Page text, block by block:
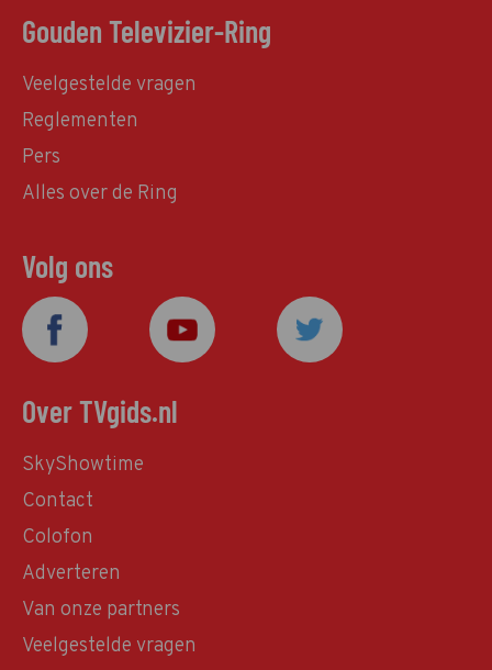
Gouden Televizier-Ring
Veelgestelde vragen
Reglementen
Pers
Alles over de Ring
Volg ons
Over TVgids.nl
SkyShowtime
Contact
Colofon
Adverteren
Van onze partners
Veelgestelde vragen